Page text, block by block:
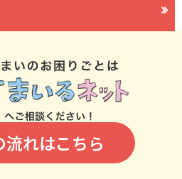
流れはこちら